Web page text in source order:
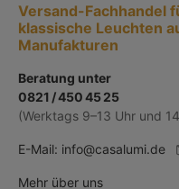
Versand-Fachhandel
klassische Leuchten
Manufakturen
Beratung unter
0821 / 450 45 25
(Werktags 9–13 Uhr und
E-Mail: info@casalumi.de
Mehr über uns